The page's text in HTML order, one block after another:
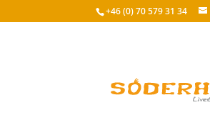
+46 (0) 70 579 31 34